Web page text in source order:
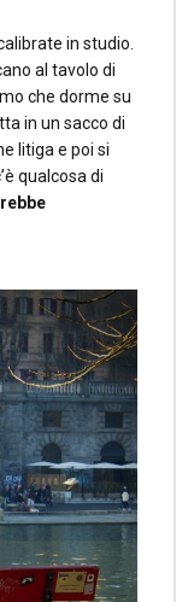
in studio.
al tavolo di
che dorme su
in un sacco di
litiga e poi si
qualcosa di